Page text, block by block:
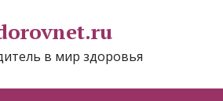
в мир здоровья